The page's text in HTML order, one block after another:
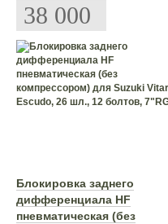
38 000
Блокировка заднего
дифференциала HF
пневматическая (без